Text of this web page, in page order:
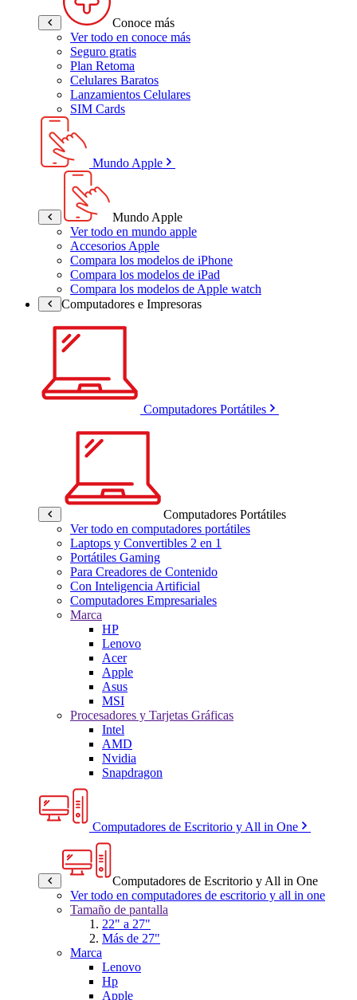
Conoce más
Ver todo en conoce más
Seguro gratis
Plan Retoma
Celulares Baratos
Lanzamientos Celulares
SIM Cards
Mundo Apple
Mundo Apple
Ver todo en mundo apple
Accesorios Apple
Compara los modelos de iPhone
Compara los modelos de iPad
Compara los modelos de Apple watch
Computadores e Impresoras
Computadores Portátiles
Computadores Portátiles
Ver todo en computadores portátiles
Laptops y Convertibles 2 en 1
Portátiles Gaming
Para Creadores de Contenido
Con Inteligencia Artificial
Computadores Empresariales
Marca
HP
Lenovo
Acer
Apple
Asus
MSI
Procesadores y Tarjetas Gráficas
Intel
AMD
Nvidia
Snapdragon
Computadores de Escritorio y All in One
Computadores de Escritorio y All in One
Ver todo en computadores de escritorio y all in one
Tamaño de pantalla
22" a 27"
Más de 27"
Marca
Lenovo
Hp
Apple